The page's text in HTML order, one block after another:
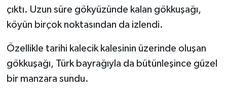
çıktı. Uzun süre gökyüzünde kalan gökkuşağı,
köyün birçok noktasından da izlendi.
Özellikle tarihi kalecik kalesinin üzerinde oluşan
gökkuşağı, Türk bayrağıyla da bütünleşince güzel
bir manzara sundu.